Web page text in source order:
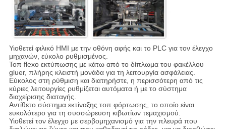
Υιοθετεί φιλικό HMI με την οθόνη αφής και το PLC για τον έλεγχο
μηχανών, εύκολο ρυθμισμένος.
Τοπ flexo εκτύπωσης με κάτω από το δίπλωμα του φακέλλου
gluer, πλήρης κλειστή μονάδα για τη λειτουργία ασφάλειας.
Εύκολος στη ρύθμιση και διατηρήστε, η περισσότερη από τις
κύριες λειτουργίες ρυθμίζεται αυτόματα ή με το σύστημα
διαχείρισης διαταγής.
Αντίθετο σύστημα εκτίναξης τοπ φόρτωσης, το οποίο είναι
ευκολότερο για τη συσσώρευση κιβωτίων τεμαχισμού.
Υιοθετεί τον έλεγχο με σερβομηχανισμό για την πλευρά που